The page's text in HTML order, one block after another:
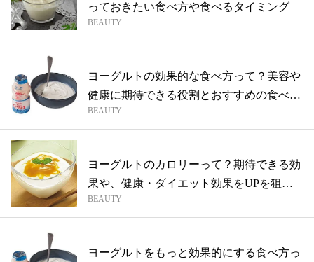
っておきたい食べ方や食べるタイミング
BEAUTY
ヨーグルトの効果的な食べ方って？美容や
健康に期待できる役割とおすすめの食べ方
を紹...
BEAUTY
ヨーグルトのカロリーって？期待できる効
果や、健康・ダイエット効果をUPを狙う
食べ...
BEAUTY
ヨーグルトをもっと効果的にする食べ方っ